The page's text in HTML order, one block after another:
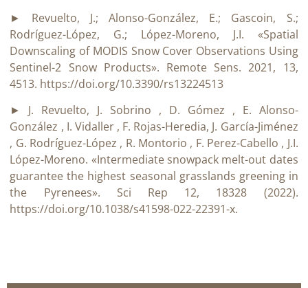
► Revuelto, J.; Alonso-González, E.; Gascoin, S.;
Rodríguez-López, G.; López-Moreno, J.I. «Spatial
Downscaling of MODIS Snow Cover Observations Using
Sentinel-2 Snow Products». Remote Sens. 2021, 13,
4513. https://doi.org/10.3390/rs13224513
► J. Revuelto, J. Sobrino , D. Gómez , E. Alonso-
González , I. Vidaller , F. Rojas-Heredia, J. García-Jiménez
, G. Rodríguez-López , R. Montorio , F. Perez-Cabello , J.I.
López-Moreno. «Intermediate snowpack melt-out dates
guarantee the highest seasonal grasslands greening in
the Pyrenees». Sci Rep 12, 18328 (2022).
https://doi.org/10.1038/s41598-022-22391-x.